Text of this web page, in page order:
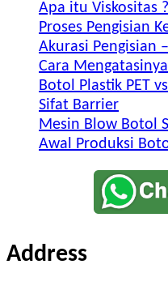
Apa itu Viskositas
Proses Pengisian
Akurasi Pengisian
Cara Mengatasinya
Botol Plastik PET
Sifat Barrier
Mesin Blow Botol
Awal Produksi
Address